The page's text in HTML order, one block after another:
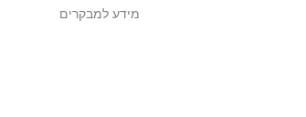
מידע למבקרים